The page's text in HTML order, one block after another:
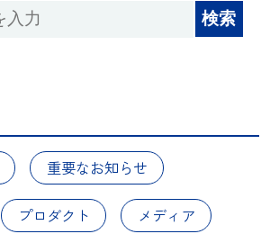
重要なお知らせ
プロダクト メディア